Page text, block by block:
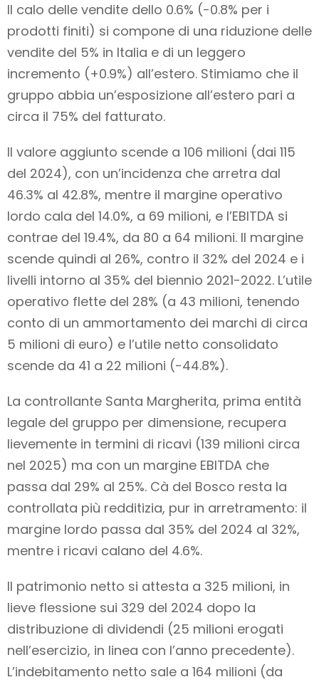
Il calo delle vendite dello 0.6% (-0.8% per i
prodotti finiti) si compone di una riduzione delle
vendite del 5% in Italia e di un leggero
incremento (+0.9%) all’estero. Stimiamo che il
gruppo abbia un’esposizione all’estero pari a
circa il 75% del fatturato.
Il valore aggiunto scende a 106 milioni (dai 115
del 2024), con un’incidenza che arretra dal
46.3% al 42.8%, mentre il margine operativo
lordo cala del 14.0%, a 69 milioni, e l’EBITDA si
contrae del 19.4%, da 80 a 64 milioni. Il margine
scende quindi al 26%, contro il 32% del 2024 e i
livelli intorno al 35% del biennio 2021-2022. L’utile
operativo flette del 28% (a 43 milioni, tenendo
conto di un ammortamento dei marchi di circa
5 milioni di euro) e l’utile netto consolidato
scende da 41 a 22 milioni (-44.8%).
La controllante Santa Margherita, prima entità
legale del gruppo per dimensione, recupera
lievemente in termini di ricavi (139 milioni circa
nel 2025) ma con un margine EBITDA che
passa dal 29% al 25%. Cà del Bosco resta la
controllata più redditizia, pur in arretramento: il
margine lordo passa dal 35% del 2024 al 32%,
mentre i ricavi calano del 4.6%.
Il patrimonio netto si attesta a 325 milioni, in
lieve flessione sui 329 del 2024 dopo la
distribuzione di dividendi (25 milioni erogati
nell’esercizio, in linea con l’anno precedente).
L’indebitamento netto sale a 164 milioni (da